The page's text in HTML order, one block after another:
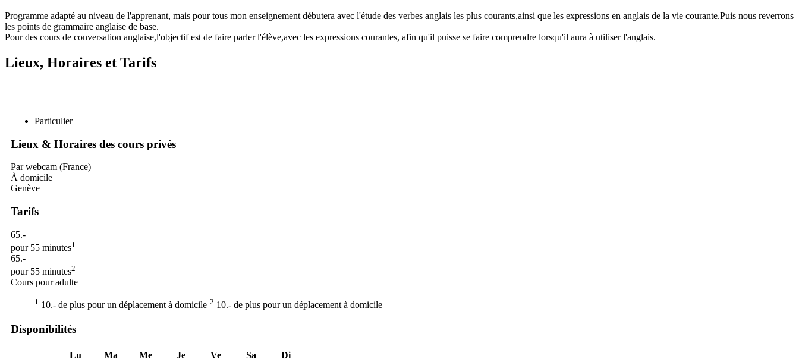
Programme adapté au niveau de l'apprenant, mais pour tous mon enseignement débutera avec l'étude des verbes anglais les plus courants,ainsi que les expressions en anglais de la vie courante.Puis nous reverrons
les points de grammaire anglaise de base.
Pour des cours de conversation anglaise,l'objectif est de faire parler l'élève,avec les expressions courantes, afin qu'il puisse se faire comprendre lorsqu'il aura à utiliser l'anglais.
Lieux, Horaires et Tarifs
Particulier
Lieux & Horaires des cours privés
Par webcam (France)
À domicile
Genève
Tarifs
65.-
pour 55 minutes1
65.-
pour 55 minutes2
Cours pour adulte
1 10.- de plus pour un déplacement à domicile 2 10.- de plus pour un déplacement à domicile
Disponibilités
Lu Ma Me Je Ve Sa
Di